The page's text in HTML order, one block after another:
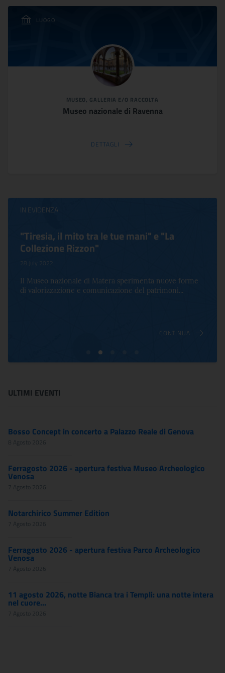
LUOGO
MUSEO, GALLERIA E/O RACCOLTA
Museo nazionale di Ravenna
DETTAGLI
IN EVIDENZA
"Tiresia, il mito tra le tue mani" e "La
Collezione Rizzon"
28 July 2022
Il Museo nazionale di Matera sperimenta nuove forme
di valorizzazione e comunicazione del patrimoni...
CONTINUA
ULTIMI EVENTI
Bosso Concept in concerto a Palazzo Reale di Genova
8 Agosto 2026
Ferragosto 2026 - apertura festiva Museo Archeologico
Venosa
7 Agosto 2026
Notarchirico Summer Edition
7 Agosto 2026
Ferragosto 2026 - apertura festiva Parco Archeologico
Venosa
7 Agosto 2026
11 agosto 2026, notte Bianca tra i Templi: una notte intera
nel cuore...
7 Agosto 2026